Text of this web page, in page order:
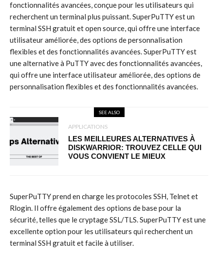
fonctionnalités avancées, conçue pour les utilisateurs qui
recherchent un terminal plus puissant. SuperPuTTY est un
terminal SSH gratuit et open source, qui offre une interface
utilisateur améliorée, des options de personnalisation
flexibles et des fonctionnalités avancées. SuperPuTTY est
une alternative à PuTTY avec des fonctionnalités avancées,
qui offre une interface utilisateur améliorée, des options de
personnalisation flexibles et des fonctionnalités avancées.
SEE ALSO
APPLICATIONS
LES MEILLEURES ALTERNATIVES À
DISKWARRIOR: TROUVEZ CELLE QUI
VOUS CONVIENT LE MIEUX
SuperPuTTY prend en charge les protocoles SSH, Telnet et
Rlogin. Il offre également des options de base pour la
sécurité, telles que le cryptage SSL/TLS. SuperPuTTY est une
excellente option pour les utilisateurs qui recherchent un
terminal SSH gratuit et facile à utiliser.